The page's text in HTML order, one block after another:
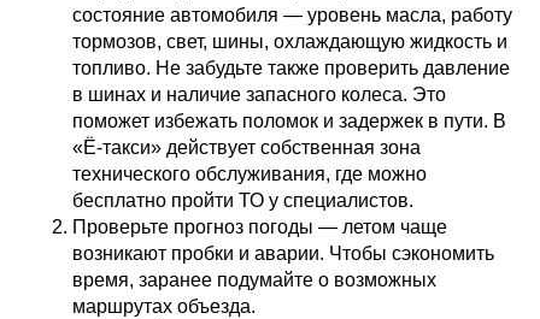
состояние автомобиля — уровень масла, работу
тормозов, свет, шины, охлаждающую жидкость и
топливо. Не забудьте также проверить давление
в шинах и наличие запасного колеса. Это
поможет избежать поломок и задержек в пути. В
«Ё-такси» действует собственная зона
технического обслуживания, где можно
бесплатно пройти ТО у специалистов.
Проверьте прогноз погоды — летом чаще
возникают пробки и аварии. Чтобы сэкономить
время, заранее подумайте о возможных
маршрутах объезда.